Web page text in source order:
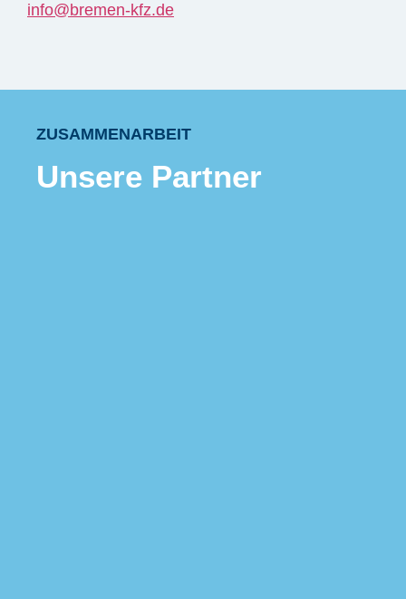
info@bremen-kfz.de
ZUSAMMENARBEIT
Unsere Partner